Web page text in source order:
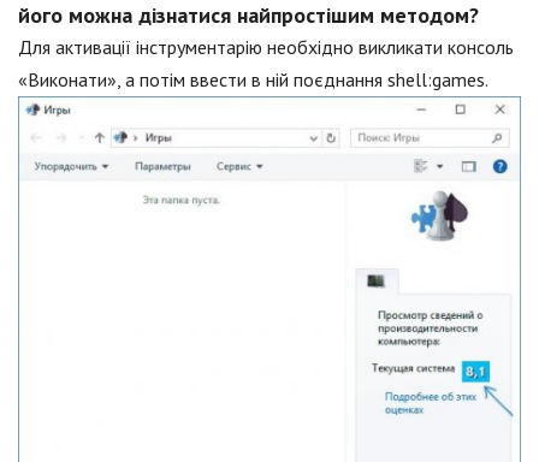
його можна дізнатися найпростішим методом?
Для активації інструментарію необхідно викликати консоль
«Виконати», а потім ввести в ній поєднання shell:games.